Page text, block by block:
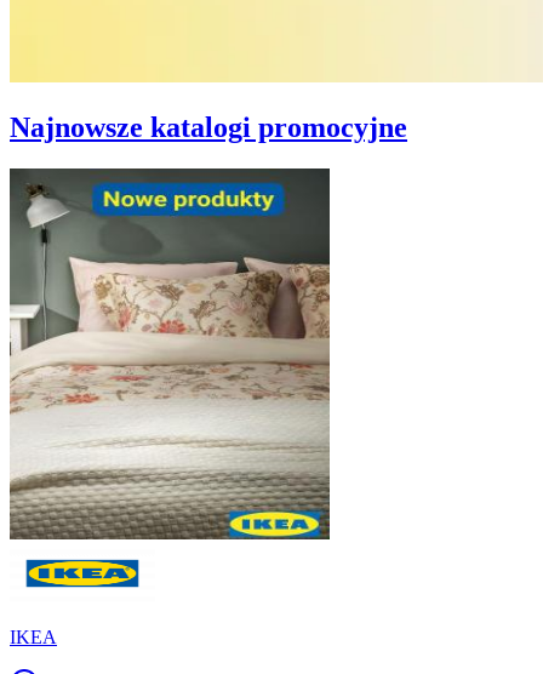
Najnowsze katalogi promocyjne
IKEA